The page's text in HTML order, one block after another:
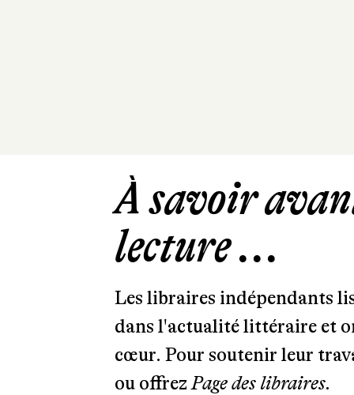
À savoir
lecture ...
Les libraires indépendants
dans l'actualité littéraire et
cœur. Pour soutenir leur
ou offrezPage des libraires.